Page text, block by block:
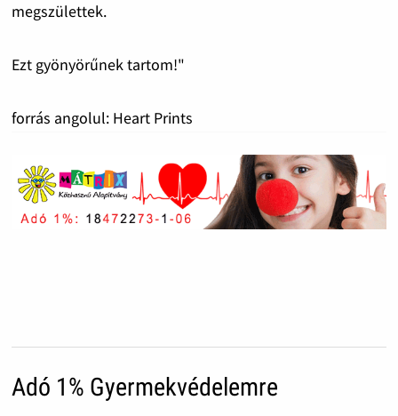
megszülettek.
Ezt gyönyörűnek tartom!"
forrás angolul: Heart Prints
Adó 1% Gyermekvédelemre